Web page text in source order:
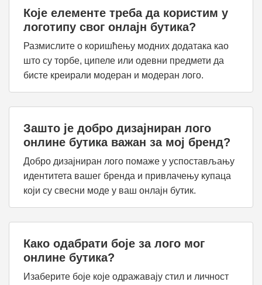
Које елементе треба да користим у
логотипу свог онлајн бутика?
Размислите о коришћењу модних додатака као
што су торбе, ципеле или одевни предмети да
бисте креирали модеран и модеран лого.
Зашто је добро дизајниран лого
онлине бутика важан за мој бренд?
Добро дизајниран лого помаже у успостављању
идентитета вашег бренда и привлачењу купаца
који су свесни моде у ваш онлајн бутик.
Како одабрати боје за лого мог
онлине бутика?
Изаберите боје које одражавају стил и личност